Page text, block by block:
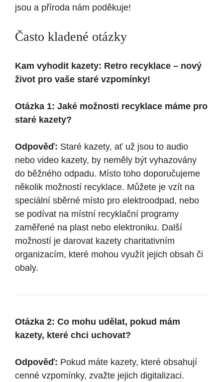
jsou a příroda nám poděkuje!
Často kladené otázky
Kam vyhodit kazety: Retro recyklace – nový
život pro vaše staré vzpomínky!
Otázka 1: Jaké možnosti recyklace máme pro
staré kazety?
Odpověď: Staré kazety, ať už jsou to audio
nebo video kazety, by neměly být vyhazovány
do běžného odpadu. Místo toho doporučujeme
několik možností recyklace. Můžete je vzít na
speciální sběrné místo pro elektroodpad, nebo
se podívat na místní recyklační programy
zaměřené na plast nebo elektroniku. Další
možností je darovat kazety charitativním
organizacím, které mohou využít jejich obsah či
obaly.
Otázka 2: Co mohu udělat, pokud mám
kazety, které chci uchovat?
Odpověď: Pokud máte kazety, které obsahují
cenné vzpomínky, zvažte jejich digitalizaci.